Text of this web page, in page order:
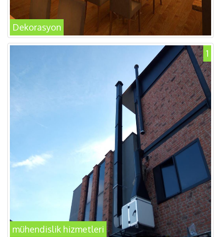
Dekorasyon
1
mühendislik hizmetleri